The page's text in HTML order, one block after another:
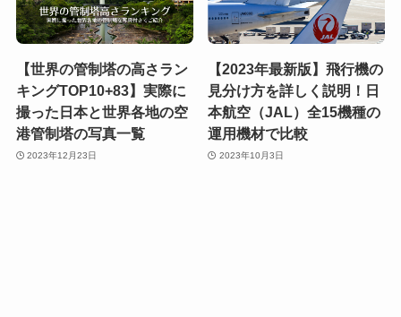
【世界の管制塔の高さラン
キングTOP10+83】実際に
撮った日本と世界各地の空
港管制塔の写真一覧
2023年12月23日
【2023年最新版】飛行機の
見分け方を詳しく説明！日
本航空（JAL）全15機種の
運用機材で比較
2023年10月3日